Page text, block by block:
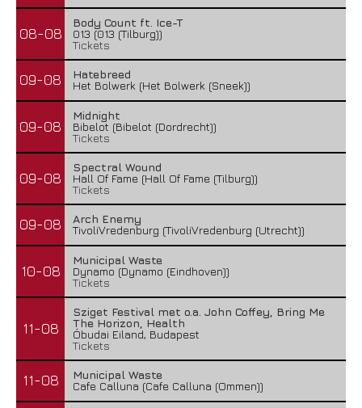
08-08
Body Count ft. Ice-T
013 (013 (Tilburg))
Tickets
09-08
Hatebreed
Het Bolwerk (Het Bolwerk (Sneek))
09-08
Midnight
Bibelot (Bibelot (Dordrecht))
Tickets
09-08
Spectral Wound
Hall Of Fame (Hall Of Fame (Tilburg))
Tickets
09-08
Arch Enemy
TivoliVredenburg (TivoliVredenburg (Utrecht))
10-08
Municipal Waste
Dynamo (Dynamo (Eindhoven))
Tickets
11-08
Sziget Festival met o.a. John Coffey, Bring Me
The Horizon, Health
Óbudai Eiland, Budapest
Tickets
11-08
Municipal Waste
Cafe Calluna (Cafe Calluna (Ommen))